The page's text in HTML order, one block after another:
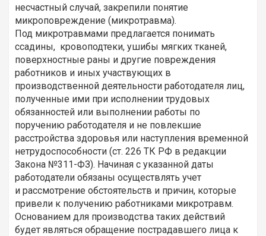
несчастный случай, закрепили понятие
микроповреждение (микротравма).
Под микротравмами предлагается понимать
ссадины, кровоподтеки, ушибы мягких тканей,
поверхностные раны и другие повреждения
работников и иных участвующих в
производственной деятельности работодателя лиц,
полученные ими при исполнении трудовых
обязанностей или выполнении работы по
поручению работодателя и не повлекшие
расстройства здоровья или наступления временной
нетрудоспособности (ст. 226 ТК РФ в редакции
Закона №311-ФЗ). Начиная с указанной даты
работодатели обязаны осуществлять учет
и рассмотрение обстоятельств и причин, которые
привели к получению работниками микротравм.
Основанием для производства таких действий
будет являться обращение пострадавшего лица к